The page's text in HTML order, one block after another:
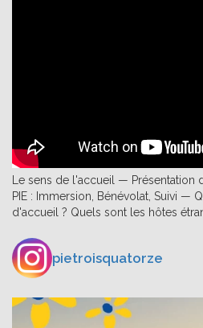
Le sens de l'accueil —
PIE : Immersion, Bénévolat, Suivi —
d'accueil ? Quels sont les hôtes
pietroisquatorze